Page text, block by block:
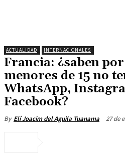
ACTUALIDAD INTERNACIONALES
Francia: ¿saben
menores de 15 no
WhatsApp,
Facebook?
By Elí Joacim del Aguila Tuanama 27 de